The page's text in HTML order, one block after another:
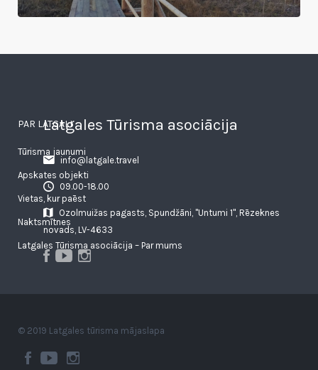
Latgales Tūrisma asociācija
info@latgale.travel
09.00-18.00
Ozolmuižas pagasts, Spundžāni, "Untumi 1", Rēzeknes
novads, LV-4633
PAR LATGALI
Tūrisma jaunumi
Apskates objekti
Vietas, kur paēst
Naktsmītnes
Latgales Tūrisma asociācija – Par mums
© 2019 Latgales tūrisma mājaslapa